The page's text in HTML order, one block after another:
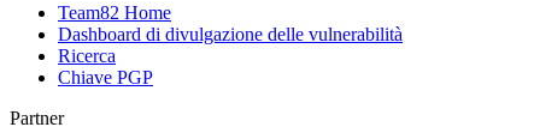
Team82 Home
Dashboard di divulgazione delle vulnerabilità
Ricerca
Chiave PGP
Partner